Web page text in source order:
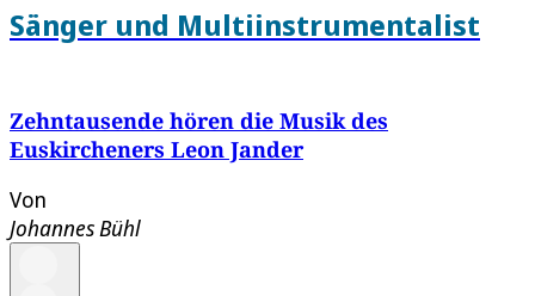
Sänger und Multiinstrumentalist
Zehntausende hören die Musik des
Euskircheners Leon Jander
Von
Johannes Bühl